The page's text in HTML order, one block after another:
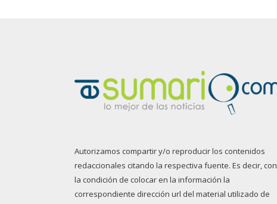
Autorizamos compartir y/o reproducir los contenidos
redaccionales citando la respectiva fuente. Es decir, con
la condición de colocar en la información la
correspondiente dirección url del material utilizado de